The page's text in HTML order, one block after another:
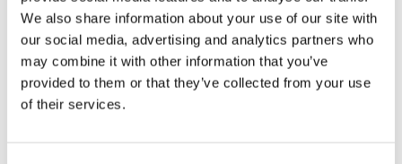
We also share information about your use of our site with
our social media, advertising and analytics partners who
may combine it with other information that you’ve
provided to them or that they’ve collected from your use
of their services.
Annat
Datum då du besökte eller handlade hos oss